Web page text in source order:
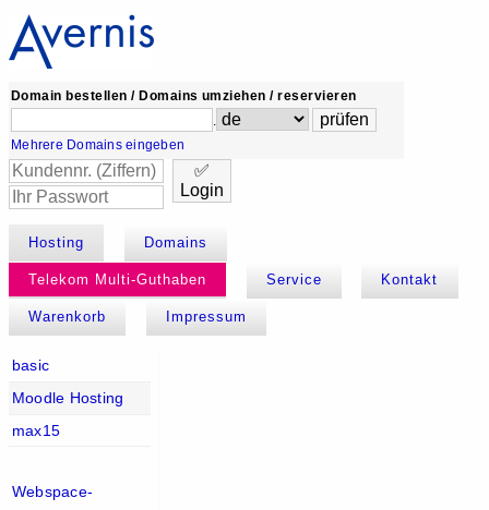
Domain bestellen / Domains umziehen / reservieren
.
Mehrere Domains eingeben
✅
Login
Hosting Domains
Telekom Multi-Guthaben Service Kontakt
Warenkorb Impressum
basic
Moodle Hosting
max15
Webspace-